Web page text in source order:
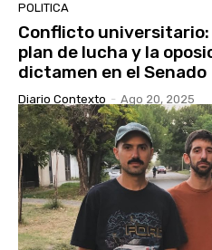
POLITICA
Conflicto universitario:
plan de lucha y la
dictamen en el Senado
Diario Contexto - Ago 20, 2025